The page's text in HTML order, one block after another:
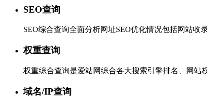
SEO查询
SEO综合查询全面分析网址SEO优化情况包括网站收
权重查询
权重综合查询是爱站网综合各大搜索引擎排名、网站
域名/IP查询